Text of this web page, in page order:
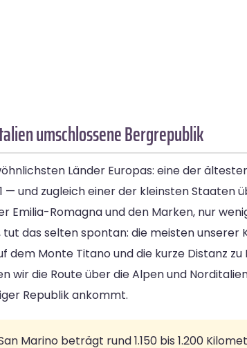
umschlossene Bergrepublik
Länder Europas: eine der
und zugleich einer der kleinsten Staaten
Romagna und den Marken, nur
das selten spontan: die meisten unserer
Monte Titano und die kurze Distanz
die Route über die Alpen und
Republik ankommt.
Marino beträgt rund 1.150 bis 1.200